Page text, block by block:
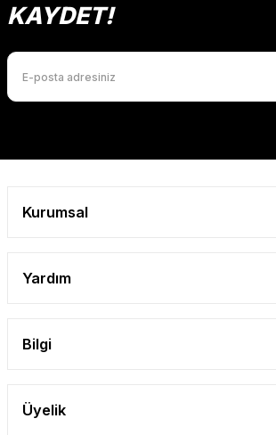
KAYDET!
Kurumsal
Yardım
Bilgi
Üyelik